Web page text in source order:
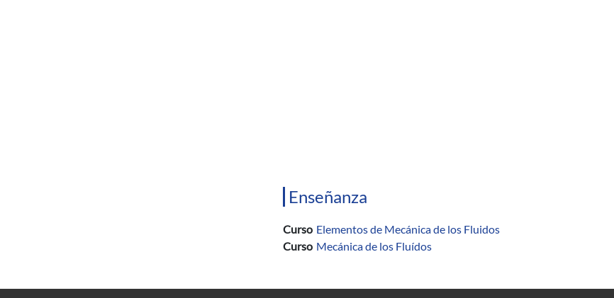
Enseñanza
Curso Elementos de Mecánica de los Fluidos
Curso Mecánica de los Fluídos